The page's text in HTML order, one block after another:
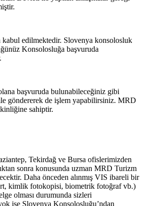
edilmektedir. Slovenya konsolosluk
Konsolosluğa başvuruda
başvuruda bulunabileceğiniz gibi
göndererek de işlem yapabilirsiniz. MRD
sahiptir.
Tekirdağ ve Bursa ofislerimizden
sonra konusunda uzman MRD Turizm
Daha önceden alınmış VIS ibareli bir
kimlik fotokopisi, biometrik fotoğraf vb.)
olması durumunda sizleri
ise Slovenya Konsolosluğu’ndan